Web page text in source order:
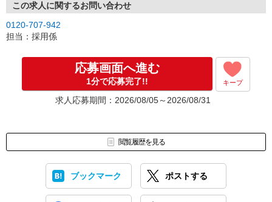
▼Step2 全国にあるお仕事の中から、あなたにピッタリのお仕事を
ご案内
▼Step3 就業前に職場見学で気になる事はしっかりチェック！
応募⇒最短で2日後からの勤務も可能です！
この求人に関するお問い合わせ
0120-707-942
担当：採用係
応募画面へ進む
1分で応募完了!! キープ
求人応募期間：2026/08/05～2026/08/31
閲覧履歴を見る
ブックマーク ポストする